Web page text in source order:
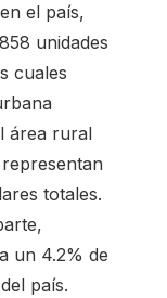
el país,
unidades
cuales
área rural
totales.
un 4.2% de
país.